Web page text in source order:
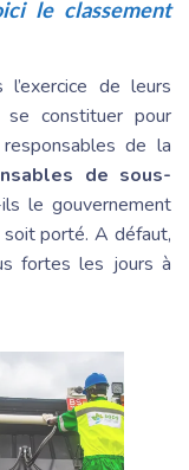
le classement
de leurs
se constituer pour
de la
de sous-
le gouvernement
soit porté. A défaut,
fortes les jours à